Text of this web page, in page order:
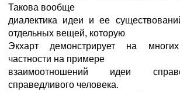
Такова вообще
диалектика идеи и ее
отдельных вещей, которую
Экхарт демонстрирует на
частности на примере
взаимоотношений идеи
справедливого человека.